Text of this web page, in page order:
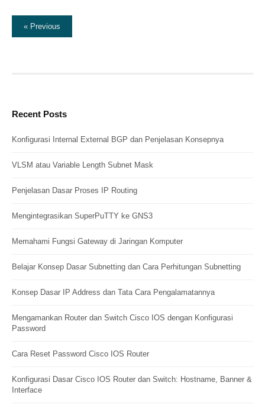
Posts
« Previous
Recent Posts
Konfigurasi Internal External BGP dan Penjelasan Konsepnya
VLSM atau Variable Length Subnet Mask
Penjelasan Dasar Proses IP Routing
Mengintegrasikan SuperPuTTY ke GNS3
Memahami Fungsi Gateway di Jaringan Komputer
Belajar Konsep Dasar Subnetting dan Cara Perhitungan Subnetting
Konsep Dasar IP Address dan Tata Cara Pengalamatannya
Mengamankan Router dan Switch Cisco IOS dengan Konfigurasi
Password
Cara Reset Password Cisco IOS Router
Konfigurasi Dasar Cisco IOS Router dan Switch: Hostname, Banner &
Interface